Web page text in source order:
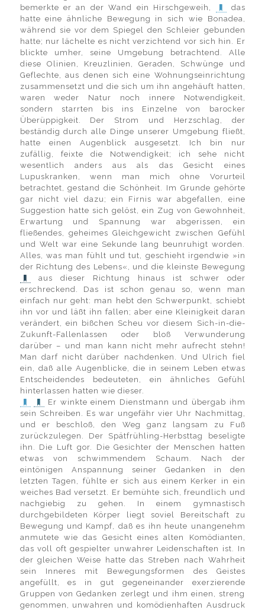
bemerkte er an der Wand ein Hirschgeweih,
das
hatte eine ähnliche Bewegung in sich wie Bonadea,
während sie vor dem Spiegel den Schleier gebunden
hatte; nur lächelte es nicht verzichtend vor sich hin. Er
blickte umher, seine Umgebung betrachtend. Alle
diese Olinien, Kreuzlinien, Geraden, Schwünge und
Geflechte, aus denen sich eine Wohnungseinrichtung
zusammensetzt und die sich um ihn angehäuft hatten,
waren weder Natur noch innere Notwendigkeit,
sondern starrten bis ins Einzelne von barocker
Überüppigkeit. Der Strom und Herzschlag, der
beständig durch alle Dinge unserer Umgebung fließt,
hatte einen Augenblick ausgesetzt. Ich bin nur
zufällig, feixte die Notwendigkeit; ich sehe nicht
wesentlich anders aus als das Gesicht eines
Lupuskranken, wenn man mich ohne Vorurteil
betrachtet, gestand die Schönheit. Im Grunde gehörte
gar nicht viel dazu; ein Firnis war abgefallen, eine
Suggestion hatte sich gelöst, ein Zug von Gewohnheit,
Erwartung und Spannung war abgerissen, ein
fließendes, geheimes Gleichgewicht zwischen Gefühl
und Welt war eine Sekunde lang beunruhigt worden.
Alles, was man fühlt und tut, geschieht irgendwie »in
der Richtung des Lebens«, und die kleinste Bewegung
aus dieser Richtung hinaus ist schwer oder
erschreckend. Das ist schon genau so, wenn man
einfach nur geht: man hebt den Schwerpunkt, schiebt
ihn vor und läßt ihn fallen; aber eine Kleinigkeit daran
verändert, ein bißchen Scheu vor diesem Sich-in-die-
Zukunft-Fallenlassen oder bloß Verwunderung
darüber – und man kann nicht mehr aufrecht stehn!
Man darf nicht darüber nachdenken. Und Ulrich fiel
ein, daß alle Augenblicke, die in seinem Leben etwas
Entscheidendes bedeuteten, ein ähnliches Gefühl
hinterlassen hatten wie dieser.
Er winkte einem Dienstmann und übergab ihm
sein Schreiben. Es war ungefähr vier Uhr Nachmittag,
und er beschloß, den Weg ganz langsam zu Fuß
zurückzulegen. Der Spätfrühling-Herbsttag beseligte
ihn. Die Luft gor. Die Gesichter der Menschen hatten
etwas von schwimmendem Schaum. Nach der
eintönigen Anspannung seiner Gedanken in den
letzten Tagen, fühlte er sich aus einem Kerker in ein
weiches Bad versetzt. Er bemühte sich, freundlich und
nachgiebig zu gehen. In einem gymnastisch
durchgebildeten Körper liegt soviel Bereitschaft zu
Bewegung und Kampf, daß es ihn heute unangenehm
anmutete wie das Gesicht eines alten Komödianten,
das voll oft gespielter unwahrer Leidenschaften ist. In
der gleichen Weise hatte das Streben nach Wahrheit
sein Inneres mit Bewegungsformen des Geistes
angefüllt, es in gut gegeneinander exerzierende
Gruppen von Gedanken zerlegt und ihm einen, streng
genommen, unwahren und komödienhaften Ausdruck